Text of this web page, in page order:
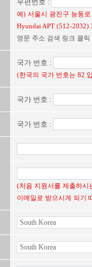
우편번호 :
예) 서울시 광진구 능동
Hyundai APT (512-2032)
영문 주소 검색 링크 클릭
국가 번호 :
(한국의 국가 번호는 82
국가 번호 :
국가 번호 :
(처음 지원서를 제출하시
이메일로 받으시게 되기